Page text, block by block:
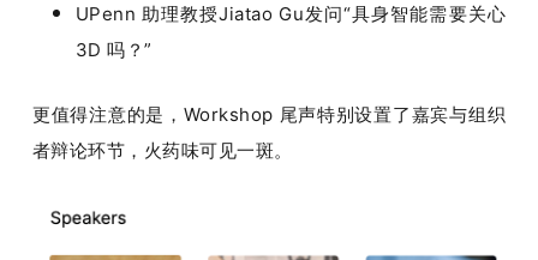
UPenn 助理教授Jiatao Gu发问“具身智能需要关心
3D 吗？”
更值得注意的是，Workshop 尾声特别设置了嘉宾与组织
者辩论环节，火药味可见一斑。